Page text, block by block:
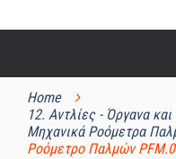
Home
12. Αντλίες - Όργανα
Μηχανικά Ροόμετρα
Ροόμετρο Παλμών